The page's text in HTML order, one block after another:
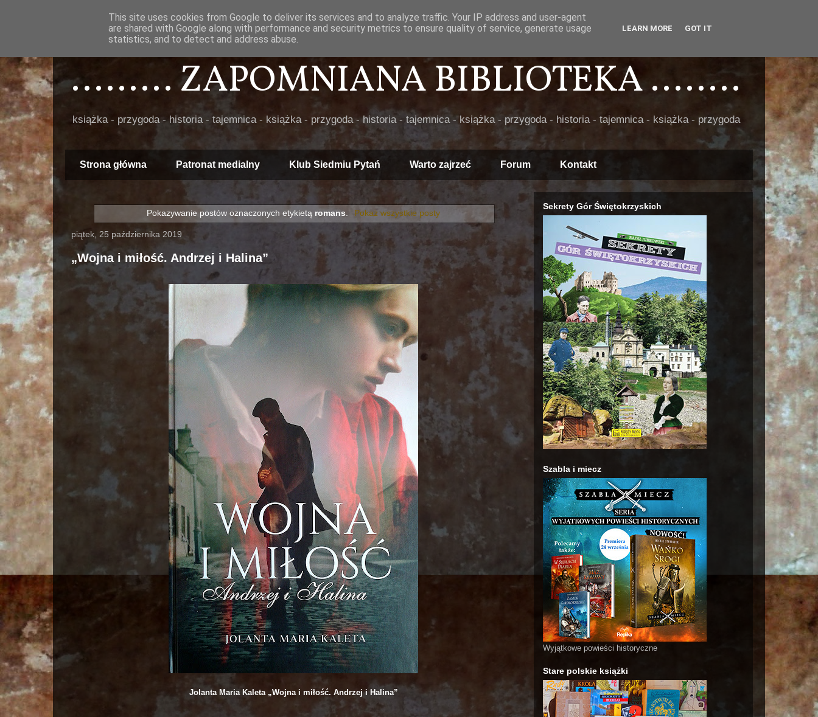
......... ZAPOMNIANA BIBLIOTEKA ........
książka - przygoda - historia - tajemnica - książka - przygoda - historia - tajemnica - książka - przygoda - historia - tajemnica - książka - przygoda
Strona główna Patronat medialny Klub Siedmiu Pytań Warto zajrzeć Forum Kontakt
Pokazywanie postów oznaczonych etykietą romans. Pokaż wszystkie posty
piątek, 25 października 2019
„Wojna i miłość. Andrzej i Halina”
Jolanta Maria Kaleta „Wojna i miłość. Andrzej i Halina”
Sekrety Gór Świętokrzyskich
Szabla i miecz
Wyjątkowe powieści historyczne
Stare polskie książki
This site uses cookies from Google to deliver its services and to analyze traffic. Your IP address and user-agent
are shared with Google along with performance and security metrics to ensure quality of service, generate usage
statistics, and to detect and address abuse.
LEARN MORE GOT IT